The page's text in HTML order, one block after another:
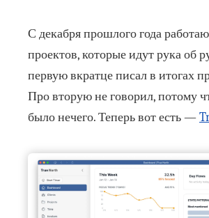
С декабря прошлого года
проектов, которые идут рука об
первую вкратце писал в итогах
Про вторую не говорил, потому
было нечего. Теперь вот есть —